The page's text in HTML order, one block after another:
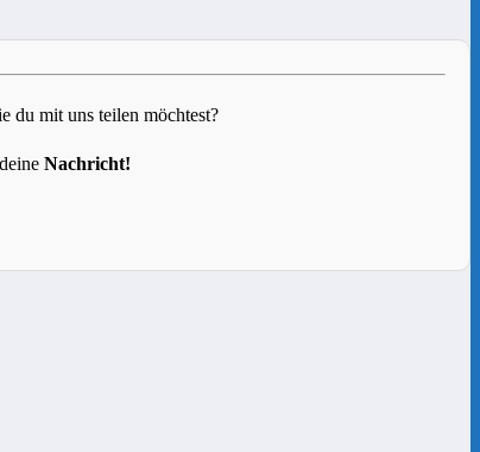
du mit uns teilen möchtest?
Nachricht!